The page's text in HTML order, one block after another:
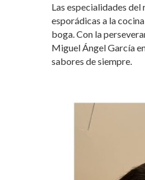
Las especialidades
esporádicas a la
boga. Con la
Miguel Ángel García
sabores de siempre.